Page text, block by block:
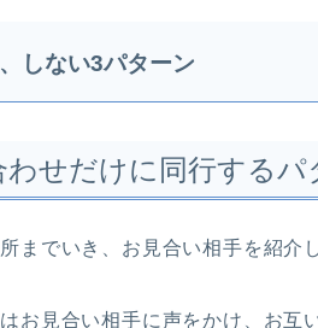
しない3パターン
せだけに同行するパ
までいき、お見合い相手を紹介
お見合い相手に声をかけ、お互